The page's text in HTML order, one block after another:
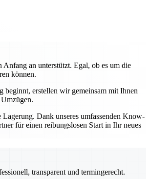
an unterstützt. Egal, ob es um die
können.
erstellen wir gemeinsam mit Ihnen
Dank unseres umfassenden Know-
für einen reibungslosen Start in Ihr neues
transparent und termingerecht.